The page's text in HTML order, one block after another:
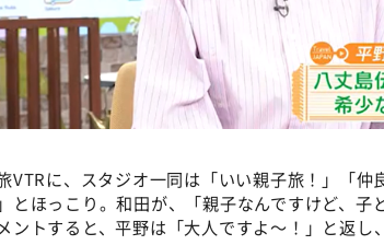
VTRに、スタジオ一同は「いい親子旅！」「仲
とほっこり。和田が、「親子なんですけど、子
ントすると、平野は「大人ですよ～！」と返し